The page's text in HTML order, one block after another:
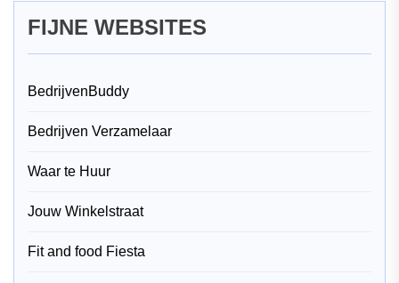
FIJNE WEBSITES
BedrijvenBuddy
Bedrijven Verzamelaar
Waar te Huur
Jouw Winkelstraat
Fit and food Fiesta